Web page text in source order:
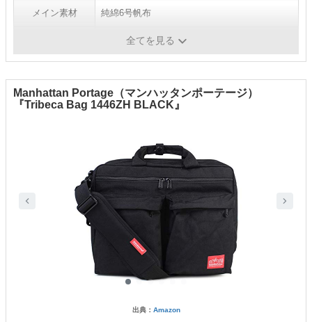
メイン素材 純綿6号帆布
内×5、フラップ内×4、外×1
全てを見る
Manhattan Portage（マンハッタンポーテージ）
『Tribeca Bag 1446ZH BLACK』
出典： Amazon